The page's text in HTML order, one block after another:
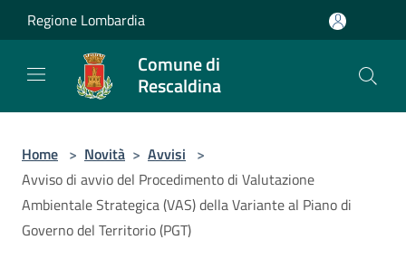
Salta al contenuto principale
Regione Lombardia
Comune di
Rescaldina
Home > Novità > Avvisi >
Avviso di avvio del Procedimento di Valutazione
Ambientale Strategica (VAS) della Variante al Piano di
Governo del Territorio (PGT)